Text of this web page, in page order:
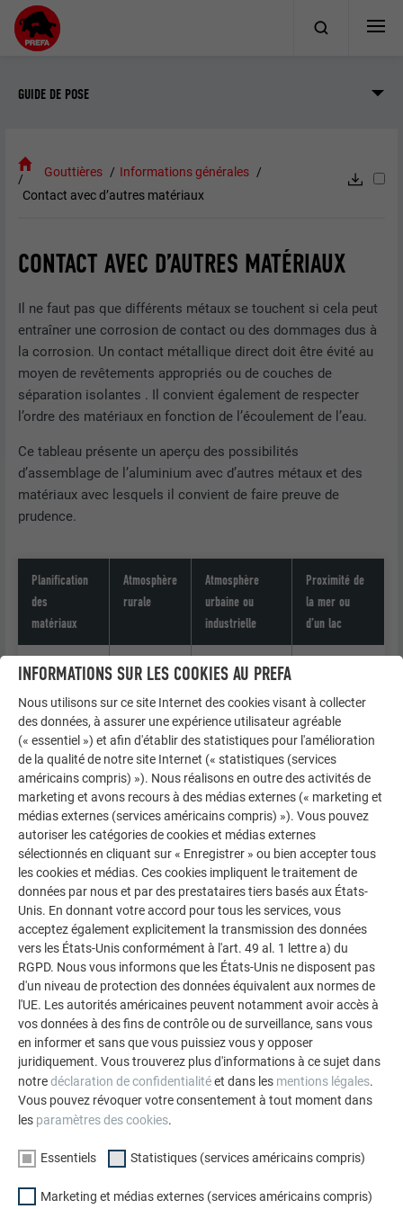
GUIDE DE POSE
Gouttières
Informations générales
Contact avec d’autres matériaux
CONTACT AVEC D’AUTRES MATÉRIAUX
Il ne faut pas que différents métaux se touchent si cela peut
entraîner une corrosion de contact ou des dommages dus à
la corrosion. Un contact métallique direct doit être évité au
moyen de revêtements appropriés ou de couches de
séparation isolantes . Il convient également de respecter
l’ordre des matériaux en fonction de l’écoulement de l’eau.
Ce tableau présente un aperçu des possibilités
d’assemblage de l’aluminium avec d’autres métaux et des
matériaux avec lesquels il convient de faire preuve de
prudence.
Planification
des
matériaux
Atmosphère
rurale
Atmosphère
urbaine ou
industrielle
Proximité de
la mer ou
d’un lac
Zinc + +
Acier
inoxydable
+ + +
Plomb + + –
Acier non
protégé
– – –
Cuivre – – –
Béton sec + + –
Béton non
pris
– – –
Aucun écoulement provenant de pièces en cuivre (par ex.
gouttières, abergements, chapeaux de cheminée, couvertures
métalliques) ne doit atteindre les produits en aluminium
PREFA (tenir compte de la série des potentiels
doivent impérativement être remplacées afin d’éviter tout
risque de corrosion des matériaux !
INFORMATIONS SUR LES COOKIES AU PREFA
Nous utilisons sur ce site Internet des cookies visant à collecter
des données, à assurer une expérience utilisateur agréable
(« essentiel ») et afin d'établir des statistiques pour l'amélioration
de la qualité de notre site Internet (« statistiques (services
américains compris) »). Nous réalisons en outre des activités de
marketing et avons recours à des médias externes (« marketing et
médias externes (services américains compris) »). Vous pouvez
autoriser les catégories de cookies et médias externes
sélectionnés en cliquant sur « Enregistrer » ou bien accepter tous
les cookies et médias. Ces cookies impliquent le traitement de
données par nous et par des prestataires tiers basés aux États-
Unis. En donnant votre accord pour tous les services, vous
acceptez également explicitement la transmission des données
vers les États-Unis conformément à l'art. 49 al. 1 lettre a) du
RGPD. Nous vous informons que les États-Unis ne disposent pas
d'un niveau de protection des données équivalent aux normes de
l'UE. Les autorités américaines peuvent notamment avoir accès à
vos données à des fins de contrôle ou de surveillance, sans vous
en informer et sans que vous puissiez vous y opposer
juridiquement. Vous trouverez plus d'informations à ce sujet dans
notredéclaration de confidentialitéet dans les mentions légales.
Vous pouvez révoquer votre consentement à tout moment dans
les paramètres des cookies.
Essentiels Statistiques (services américains compris)
Marketing et médias externes (services américains compris)